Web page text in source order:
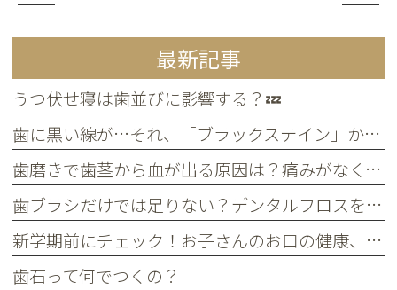
最新記事
うつ伏せ寝は歯並びに影響する？💤
歯に黒い線が…それ、「ブラックステイン」かもしれません！
歯磨きで歯茎から血が出る原因は？痛みがなくても受診すべき判断基準
歯ブラシだけでは足りない？デンタルフロスを使うメリット
新学期前にチェック！お子さんのお口の健康、大丈夫？
歯石って何でつくの？